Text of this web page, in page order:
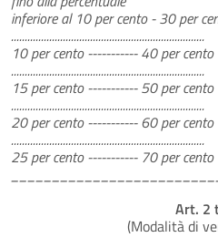
inferiore al 10 per cento - 30 per
.......................................................................
10 per cento ----------- 40 per cento
.......................................................................
15 per cento ----------- 50 per cento
.......................................................................
20 per cento ----------- 60 per cento
.......................................................................
25 per cento ----------- 70 per cento
Art. 2
(Modalità di